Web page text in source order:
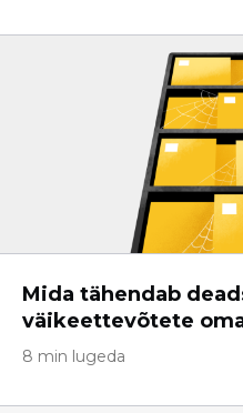
Mida tähendab
väikeettevõtete
8 min lugeda